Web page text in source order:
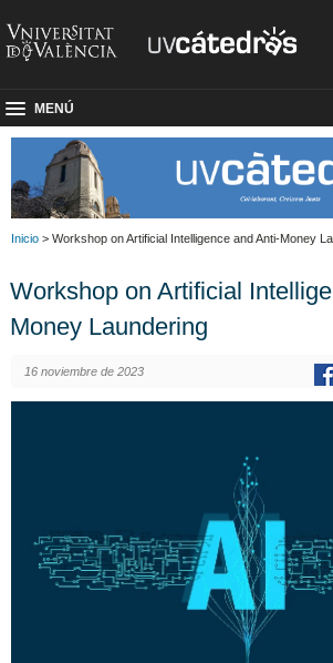
MENÚ
Inicio > Workshop on Artificial Intelligence and Anti-Money
Workshop on Artificial
Money Laundering
16 noviembre de 2023